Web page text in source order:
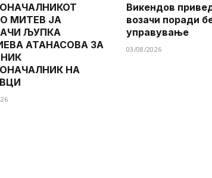
МИТЕВ ЈА
ЉУПКА
АТАНАСОВА ЗА
НА
Викендов
возачи поради
управување
03/08/2026